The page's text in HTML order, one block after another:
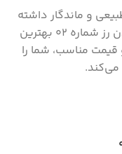
و ماندگار داشته
باشید، رژ لب جامد مات NUDE LOOK گلدن رز شماره 02 بهترین
مناسب، شما را